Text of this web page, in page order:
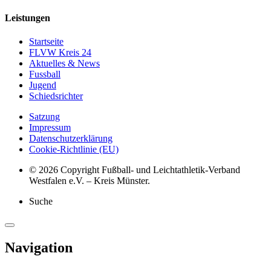
Leistungen
Startseite
FLVW Kreis 24
Aktuelles & News
Fussball
Jugend
Schiedsrichter
Satzung
Impressum
Datenschutzerklärung
Cookie-Richtlinie (EU)
© 2026 Copyright Fußball- und Leichtathletik-Verband
Westfalen e.V. – Kreis Münster.
Suche
Navigation